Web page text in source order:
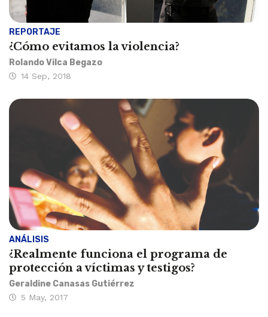
REPORTAJE
¿Cómo evitamos la violencia?
Rolando Vilca Begazo
14 Sep, 2018
ANÁLISIS
¿Realmente funciona el programa de
protección a víctimas y testigos?
Geraldine Canasas Gutiérrez
5 May, 2017